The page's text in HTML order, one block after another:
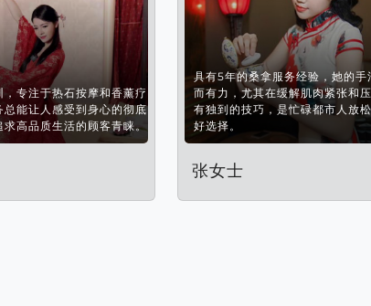
，专注于热石按摩和香薰疗
总能让人感受到身心的彻底
求高品质生活的顾客青睐。
具有5年的桑拿服务经验，她的手
而有力，尤其在缓解肌肉紧张和
有独到的技巧，是忙碌都市人放
好选择。
张女士